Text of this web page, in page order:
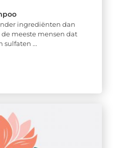
ingrediënten dan
meeste mensen dat
sulfaten ...